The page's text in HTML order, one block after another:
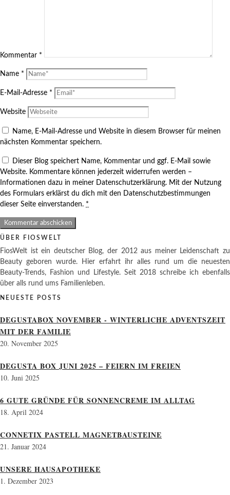
Kommentar *
Name *
E-Mail-Adresse *
Website
Name, E-Mail-Adresse und Website in diesem Browser für meinen
nächsten Kommentar speichern.
Dieser Blog speichert Name, Kommentar und ggf. E-Mail sowie
Website. Kommentare können jederzeit widerrufen werden –
Informationen dazu in meiner Datenschutzerklärung. Mit der Nutzung
des Formulars erklärst du dich mit den Datenschutzbestimmungen
dieser Seite einverstanden. *
ÜBER FIOSWELT
FiosWelt ist ein deutscher Blog, der 2012 aus meiner Leidenschaft zu
Beauty geboren wurde. Hier erfahrt ihr alles rund um die neuesten
Beauty-Trends, Fashion und Lifestyle. Seit 2018 schreibe ich ebenfalls
über alls rund ums Familienleben.
NEUESTE POSTS
DEGUSTABOX NOVEMBER - WINTERLICHE ADVENTSZEIT
MIT DER FAMILIE
20. November 2025
DEGUSTA BOX JUNI 2025 – FEIERN IM FREIEN
10. Juni 2025
6 GUTE GRÜNDE FÜR SONNENCREME IM ALLTAG
18. April 2024
CONNETIX PASTELL MAGNETBAUSTEINE
21. Januar 2024
UNSERE HAUSAPOTHEKE
1. Dezember 2023